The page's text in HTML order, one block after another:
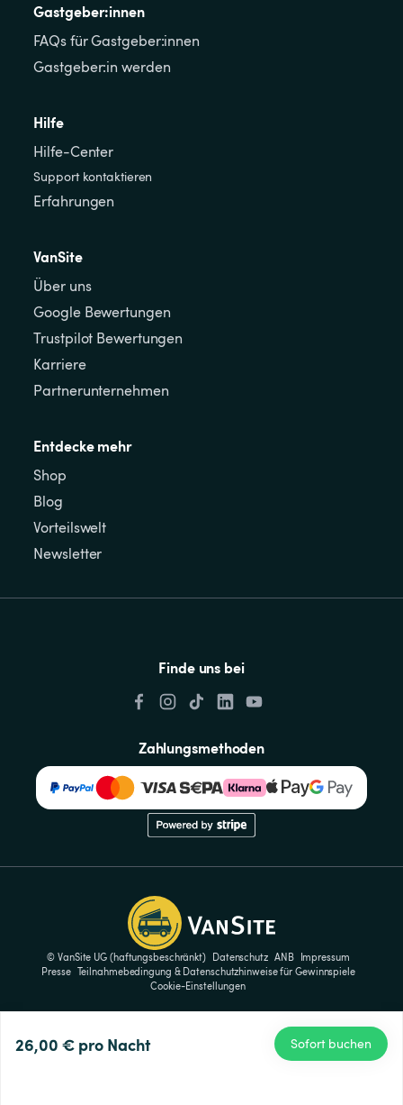
26,00 € pro Nacht Sofort buchen
Gastgeber:innen
FAQs für Gastgeber:innen
Gastgeber:in werden
Hilfe
Hilfe-Center
Support kontaktieren
Erfahrungen
VanSite
Über uns
Google Bewertungen
Trustpilot Bewertungen
Karriere
Partnerunternehmen
Entdecke mehr
Shop
Blog
Vorteilswelt
Newsletter
Finde uns bei
Zahlungsmethoden
© VanSite UG (haftungsbeschränkt) Datenschutz ANB
Impressum
Presse Teilnahmebedingung & Datenschutzhinweise für Gewinnspiele
Cookie-Einstellungen